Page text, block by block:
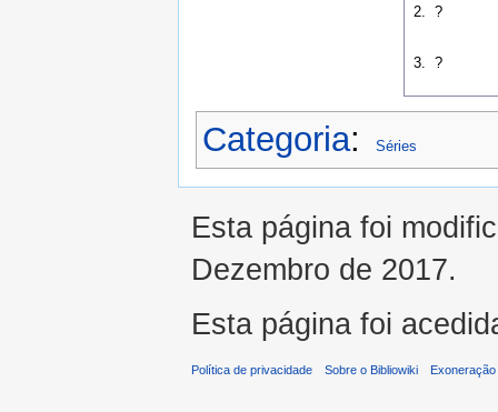
2. ?
3. ?
Categoria: Séries
Esta página foi
Dezembro de 2017.
Esta página foi
Política de privacidade Sobre o Bibliowiki